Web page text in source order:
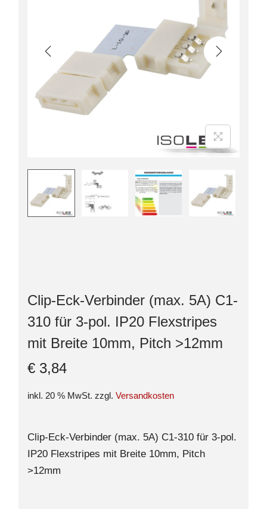
Clip-Eck-Verbinder (max. 5A) C1-
310 für 3-pol. IP20 Flexstripes
mit Breite 10mm, Pitch >12mm
€ 3,84
inkl. 20 % MwSt. zzgl. Versandkosten
Clip-Eck-Verbinder (max. 5A) C1-310 für 3-pol.
IP20 Flexstripes mit Breite 10mm, Pitch
>12mm